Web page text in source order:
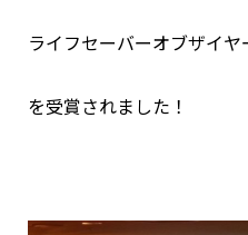
ライフセーバーオブザイヤ
を受賞されました！